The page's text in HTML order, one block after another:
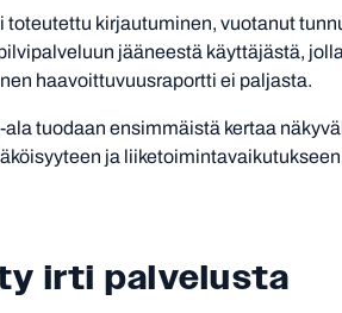
kirjautuminen, vuotanut
jääneestä käyttäjästä,
haavoittuvuusraportti ei paljasta.
tuodaan ensimmäistä kertaa
ja
irti palvelusta